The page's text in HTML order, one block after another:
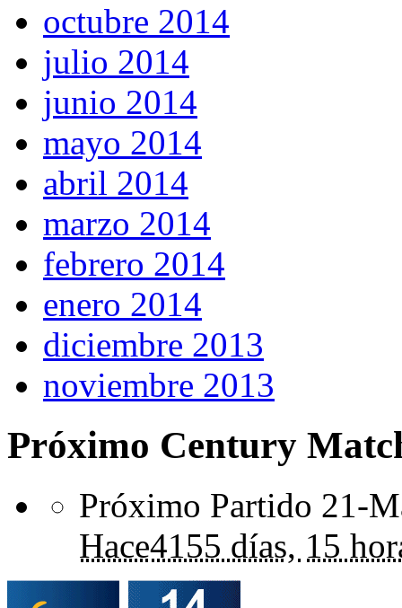
octubre 2014
julio 2014
junio 2014
mayo 2014
abril 2014
marzo 2014
febrero 2014
enero 2014
diciembre 2013
noviembre 2013
Próximo Century
Próximo Partido 21-
Hace4155 días, 15